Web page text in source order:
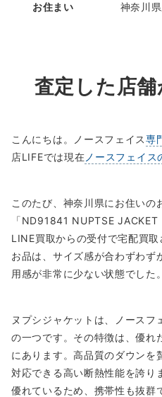
お住まい 神奈川
査定した店
こんにちは。ノースフェイス専
店LIFEでは現在 ノースフェイス
このたび、神奈川県にお住い
「ND91841 NUPTSE
LINE買取からの受付で宅配買
お品は、サイズ感が合わずわ
用感が非常に少ない状態でした。
ヌプシジャケットは、ノースフ
の一つです。その特徴は、優れ
にあります。高品質のダウンを
対応できる高い断熱性能を誇り
優れているため、携帯性も抜群